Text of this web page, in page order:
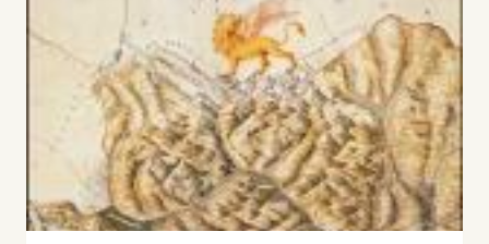
DALLA
SERENISSIMA
REPUBBLICA
ALLA
REPUBBLICA
ITALIANA
DI
GUIDO
SOMMAVILLA-
VIGNA